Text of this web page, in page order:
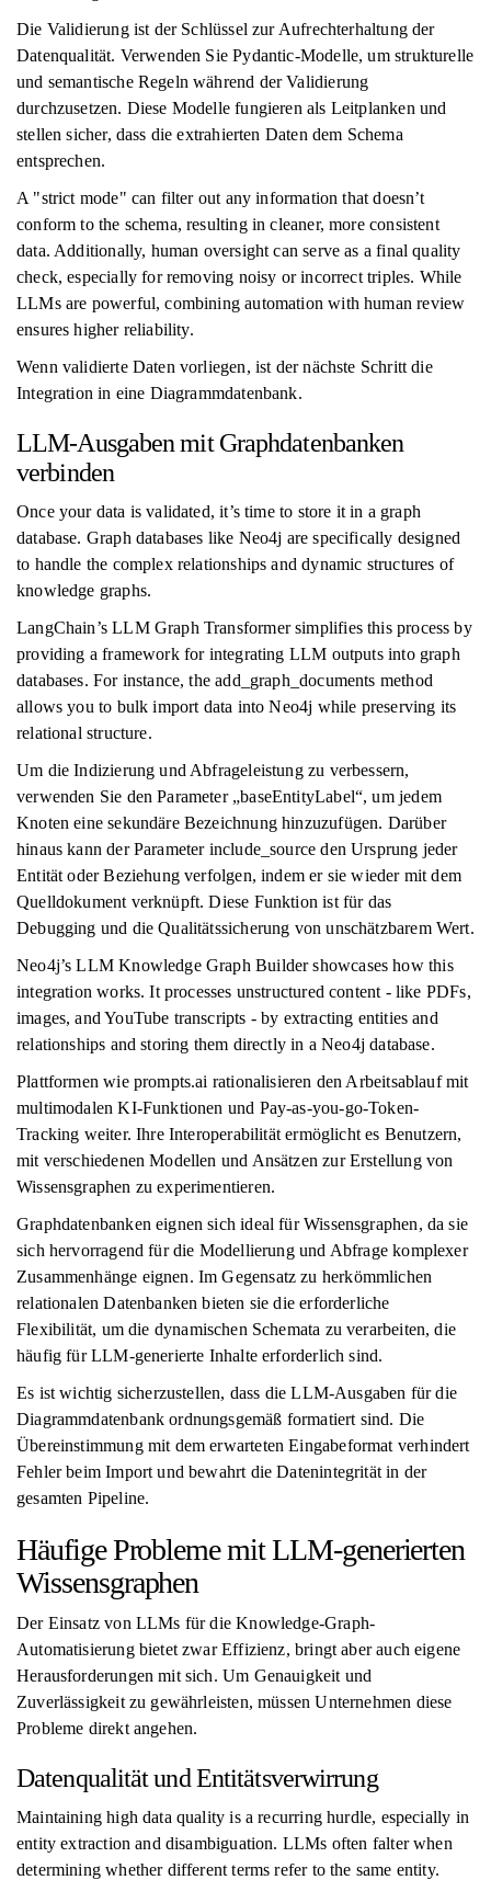
Die Validierung ist der Schlüssel zur Aufrechterhaltung der
Datenqualität. Verwenden Sie Pydantic-Modelle, um strukturelle
und semantische Regeln während der Validierung
durchzusetzen. Diese Modelle fungieren als Leitplanken und
stellen sicher, dass die extrahierten Daten dem Schema
entsprechen.
A "strict mode" can filter out any information that doesn’t
conform to the schema, resulting in cleaner, more consistent
data. Additionally, human oversight can serve as a final quality
check, especially for removing noisy or incorrect triples. While
LLMs are powerful, combining automation with human review
ensures higher reliability.
Wenn validierte Daten vorliegen, ist der nächste Schritt die
Integration in eine Diagrammdatenbank.
LLM-Ausgaben mit Graphdatenbanken
verbinden
Once your data is validated, it’s time to store it in a graph
database. Graph databases like Neo4j are specifically designed
to handle the complex relationships and dynamic structures of
knowledge graphs.
LangChain’s LLM Graph Transformer simplifies this process by
providing a framework for integrating LLM outputs into graph
databases. For instance, the add_graph_documents method
allows you to bulk import data into Neo4j while preserving its
relational structure.
Um die Indizierung und Abfrageleistung zu verbessern,
verwenden Sie den Parameter „baseEntityLabel“, um jedem
Knoten eine sekundäre Bezeichnung hinzuzufügen. Darüber
hinaus kann der Parameter include_source den Ursprung jeder
Entität oder Beziehung verfolgen, indem er sie wieder mit dem
Quelldokument verknüpft. Diese Funktion ist für das
Debugging und die Qualitätssicherung von unschätzbarem Wert.
Neo4j’s LLM Knowledge Graph Builder showcases how this
integration works. It processes unstructured content - like PDFs,
images, and YouTube transcripts - by extracting entities and
relationships and storing them directly in a Neo4j database.
Plattformen wie prompts.ai rationalisieren den Arbeitsablauf mit
multimodalen KI-Funktionen und Pay-as-you-go-Token-
Tracking weiter. Ihre Interoperabilität ermöglicht es Benutzern,
mit verschiedenen Modellen und Ansätzen zur Erstellung von
Wissensgraphen zu experimentieren.
Graphdatenbanken eignen sich ideal für Wissensgraphen, da sie
sich hervorragend für die Modellierung und Abfrage komplexer
Zusammenhänge eignen. Im Gegensatz zu herkömmlichen
relationalen Datenbanken bieten sie die erforderliche
Flexibilität, um die dynamischen Schemata zu verarbeiten, die
häufig für LLM-generierte Inhalte erforderlich sind.
Es ist wichtig sicherzustellen, dass die LLM-Ausgaben für die
Diagrammdatenbank ordnungsgemäß formatiert sind. Die
Übereinstimmung mit dem erwarteten Eingabeformat verhindert
Fehler beim Import und bewahrt die Datenintegrität in der
gesamten Pipeline.
Häufige Probleme mit LLM-generierten
Wissensgraphen
Der Einsatz von LLMs für die Knowledge-Graph-
Automatisierung bietet zwar Effizienz, bringt aber auch eigene
Herausforderungen mit sich. Um Genauigkeit und
Zuverlässigkeit zu gewährleisten, müssen Unternehmen diese
Probleme direkt angehen.
Datenqualität und Entitätsverwirrung
Maintaining high data quality is a recurring hurdle, especially in
entity extraction and disambiguation. LLMs often falter when
determining whether different terms refer to the same entity.